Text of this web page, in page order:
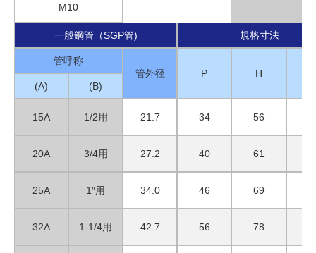
M10
一般鋼管（SGP管) 規格寸法
管呼称
管外径
P H
(A)
(B)
15A 1/2用 21.7 34 56
20A 3/4用 27.2 40 61
25A 1″用 34.0 46 69
32A 1-1/4用 42.7 56 78